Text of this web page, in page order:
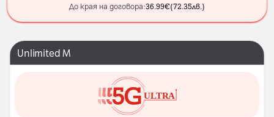
До края на договора:36.99€(72.35лв. )
Unlimited M